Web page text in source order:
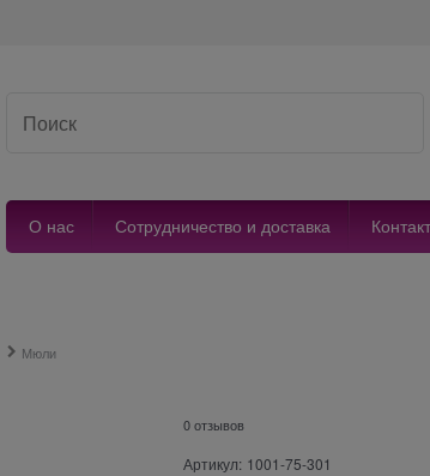
О нас Сотрудничество и доставка
Мюли
0 отзывов
Артикул: 1001-75-301